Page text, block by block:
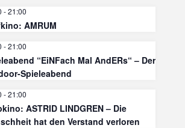
-21:00
AMRUM
-21:00
“EiNFach Mal AndERs“ – Der
Spieleabend
-21:00
ASTRID LINDGREN – Die
hat den Verstand verloren